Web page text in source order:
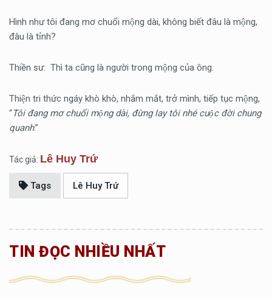
Hình như tôi đang mơ chuổi mộng dài, không biết đâu là mộng,
đâu là tỉnh?
Thiền sư: Thì ta cũng là người trong mộng của ông.
Thiện tri thức ngáy khò khò, nhắm mắt, trở mình, tiếp tục mộng,
“Tôi đang mơ chuổi mộng dài, đừng lay tôi nhé cuộc đời chung
quanh.”
Tác giả: Lê Huy Trứ
Tags Lê Huy Trứ
TIN ĐỌC NHIỀU NHẤT